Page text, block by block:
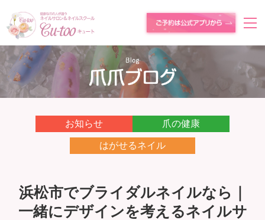
お知らせ 爪の健康
はがせるネイル
浜松市でブライダルネイルなら｜
一緒にデザインを考えるネイルサ